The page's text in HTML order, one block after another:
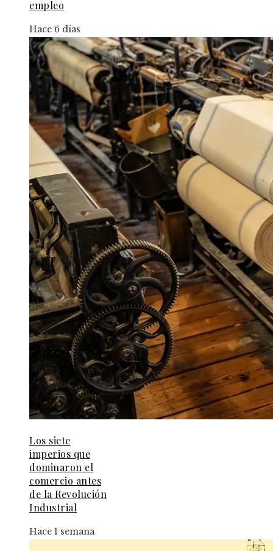
empleo
Hace 6 días
Los siete
imperios que
dominaron el
comercio antes
de la Revolución
Industrial
Hace 1 semana